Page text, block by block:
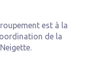
est à la
de la